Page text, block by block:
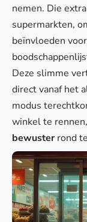
nemen. Die
supermarkten,
beïnvloeden
Deze slimme
direct vanaf het
modus
winkel te
bewuster rond